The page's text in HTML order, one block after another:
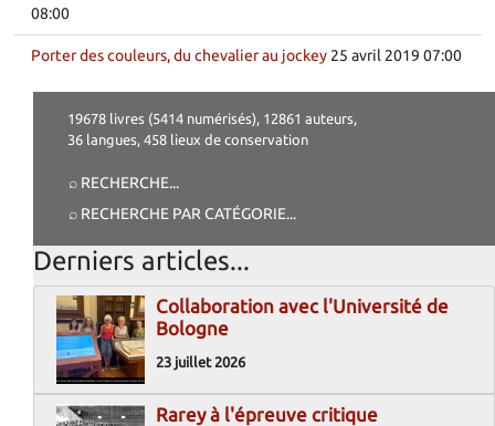
08:00
Porter des couleurs, du chevalier au jockey 25 avril 2019 07:00
19678 livres (5414 numérisés), 12861 auteurs,
36 langues, 458 lieux de conservation
⌕ RECHERCHE...
⌕ RECHERCHE PAR CATÉGORIE...
Derniers articles...
Collaboration avec l'Université de
Bologne
23 juillet 2026
Rarey à l'épreuve critique